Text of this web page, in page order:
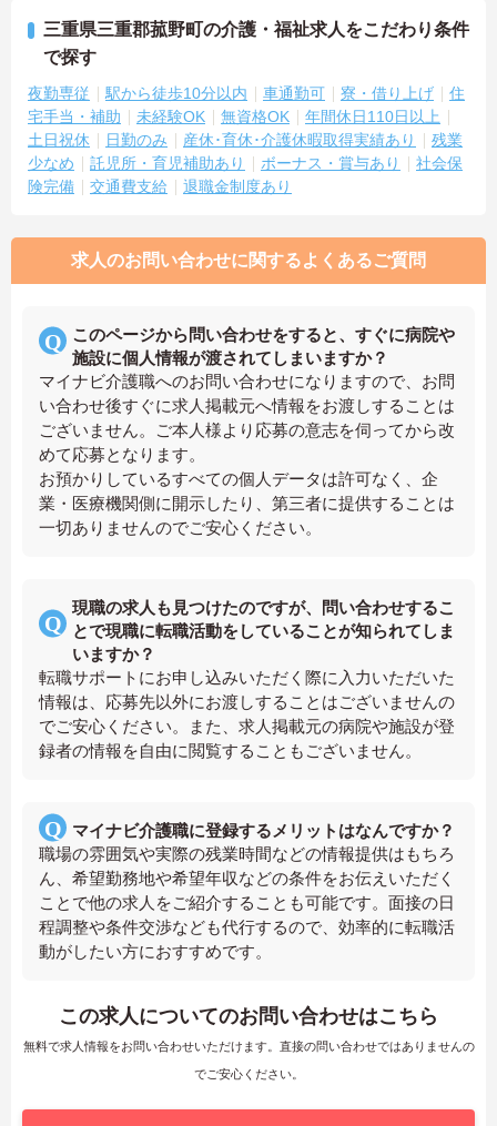
三重県三重郡菰野町の介護・福祉求人をこだわり条件
で探す
夜勤専従 駅から徒歩10分以内 車通勤可 寮・借り上げ
住
宅手当・補助
未経験OK 無資格OK
年間休日110日以上
土日祝休
日勤のみ 産休･育休･介護休暇取得実績あり
残業
少なめ
託児所・育児補助あり ボーナス・賞与あり
社会保
険完備
交通費支給 退職金制度あり
求人のお問い合わせに関するよくあるご質問
このページから問い合わせをすると、すぐに病院や
施設に個人情報が渡されてしまいますか？
マイナビ介護職へのお問い合わせになりますので、お問
い合わせ後すぐに求人掲載元へ情報をお渡しすることは
ございません。ご本人様より応募の意志を伺ってから改
めて応募となります。
お預かりしているすべての個人データは許可なく、企
業・医療機関側に開示したり、第三者に提供することは
一切ありませんのでご安心ください。
現職の求人も見つけたのですが、問い合わせするこ
とで現職に転職活動をしていることが知られてしま
いますか？
転職サポートにお申し込みいただく際に入力いただいた
情報は、応募先以外にお渡しすることはございませんの
でご安心ください。また、求人掲載元の病院や施設が登
録者の情報を自由に閲覧することもございません。
マイナビ介護職に登録するメリットはなんですか？
職場の雰囲気や実際の残業時間などの情報提供はもちろ
ん、希望勤務地や希望年収などの条件をお伝えいただく
ことで他の求人をご紹介することも可能です。面接の日
程調整や条件交渉なども代行するので、効率的に転職活
動がしたい方におすすめです。
この求人についてのお問い合わせはこちら
無料で求人情報をお問い合わせいただけます。直接の問い合わせではありませんの
でご安心ください。